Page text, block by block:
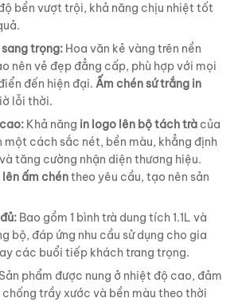
bền vượt trội, khả năng chịu nhiệt tốt
trọng: Hoa văn kẻ vàng trên nền
nên vẻ đẹp đẳng cấp, phù hợp với mọi
đến hiện đại. Ấm chén sứ trắng in
lỗi thời.
Khả năng in logo lên bộ tách trà của
một cách sắc nét, bền màu, khẳng định
tăng cường nhận diện thương hiệu.
lên ấm chéntheo yêu cầu, tạo nên sản
Bao gồm 1 bình trà dung tích 1.1L và
bộ, đáp ứng nhu cầu sử dụng cho gia
các buổi tiếp khách trang trọng.
Sản phẩm được nung ở nhiệt độ cao, đảm
trầy xước và bền màu theo thời